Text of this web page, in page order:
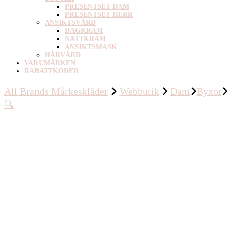
PRESENTSET DAM
PRESENTSET HERR
ANSIKTSVÅRD
DAGKRÄM
NATTKRÄM
ANSIKTSMASK
HÅRVÅRD
VARUMÄRKEN
RABATTKODER
All Brands Mårkeskläder Webbutik Dam Byxor
🔍